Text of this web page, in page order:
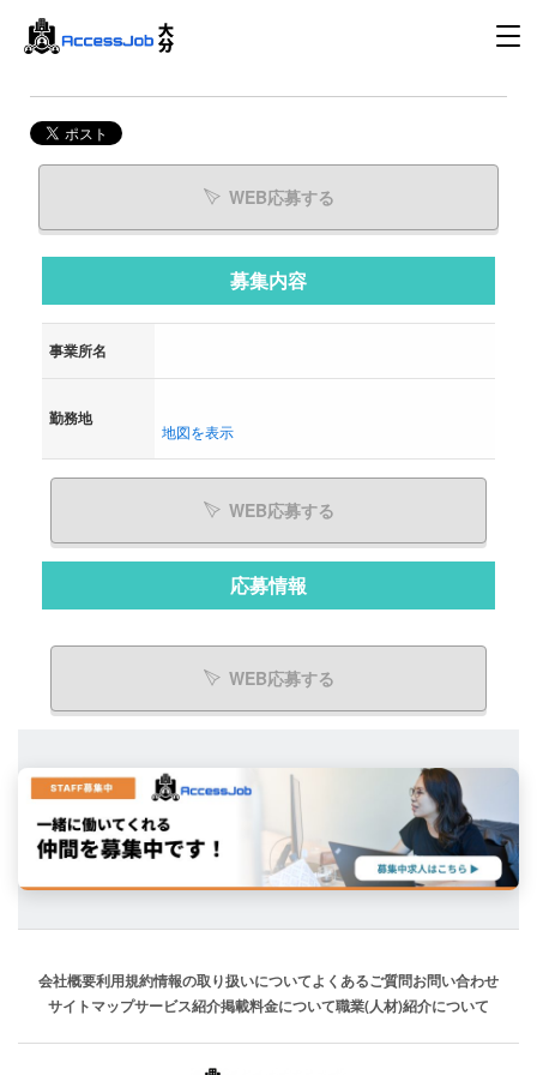
WEB応募する
募集内容
事業所名
勤務地
地図を表示
WEB応募する
応募情報
WEB応募する
会社概要利用規約情報の取り扱いについてよくあるご質問お問い合わせ
サイトマップサービス紹介掲載料金について職業(人材)紹介について